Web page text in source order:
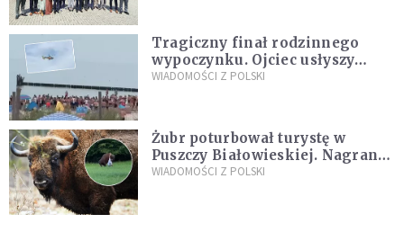
Tragiczny finał rodzinnego
wypoczynku. Ojciec usłyszy
zarzuty
WIADOMOŚCI Z POLSKI
Żubr poturbował turystę w
Puszczy Białowieskiej. Nagranie
daje do myślenia
WIADOMOŚCI Z POLSKI